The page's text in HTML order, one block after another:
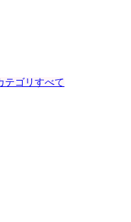
テゴリすべて